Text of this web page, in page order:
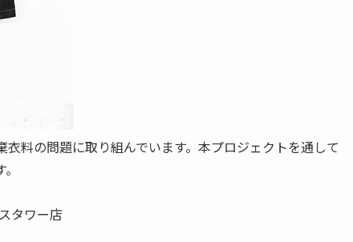
料の問題に取り組んでいます。本プロジェクトを通して
タワー店